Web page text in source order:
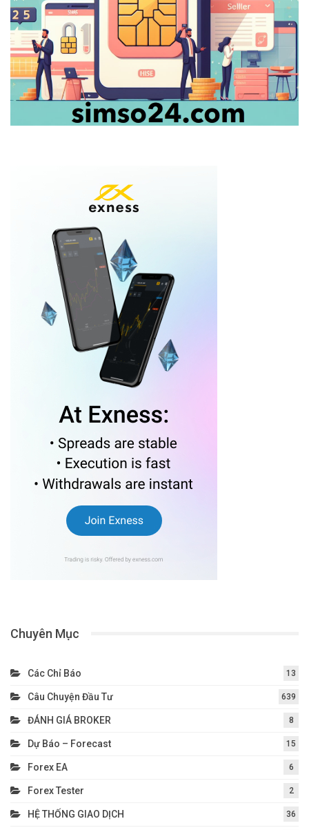
Chuyên Mục
Các Chỉ Báo 13
Câu Chuyện Đầu Tư 639
ĐÁNH GIÁ BROKER 8
Dự Báo – Forecast 15
Forex EA 6
Forex Tester 2
HỆ THỐNG GIAO DỊCH 36